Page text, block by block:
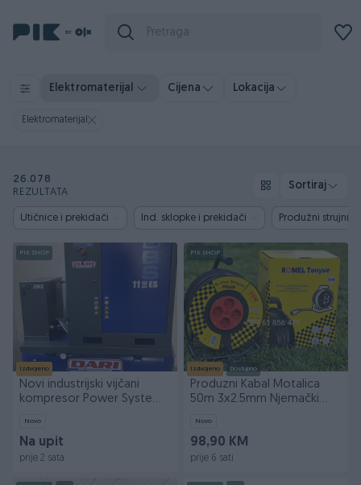
Elektromaterijal Cijena Lokacija
Elektromaterijal
26.078
REZULTATA
Sortiraj
Utičnice i prekidači Ind. sklopke i prekidači Produžni strujni
PIK SHOP
Izdvojeno
Novi industrijski vijčani
kompresor Power System
Novo
Na upit
prije 2 sata
PIK SHOP
Izdvojeno Dostupno
Produzni Kabal Motalica
50m 3x2.5mm Njemački
Novo
98,90 KM
prije 6 sati